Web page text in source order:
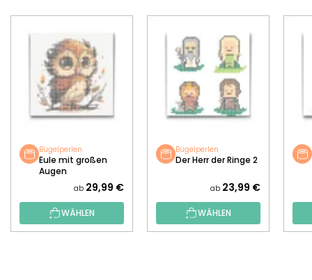
Bügelperlen
Eule mit großen
Augen
ab 29,99 €
WÄHLEN
Bügelperlen
Der Herr der Ringe 2
ab 23,99 €
WÄHLEN